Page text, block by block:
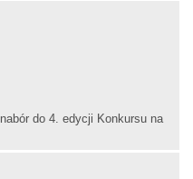
do 4. edycji Konkursu na